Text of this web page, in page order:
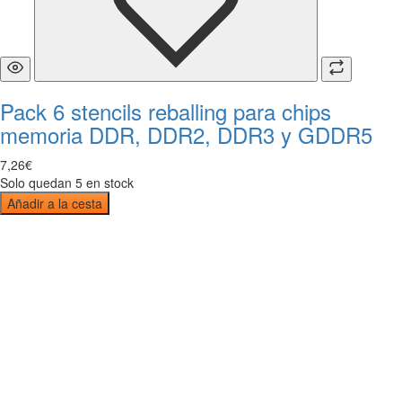
Pack 6 stencils reballing para chips
memoria DDR, DDR2, DDR3 y GDDR5
7,26€
Solo quedan 5 en stock
Añadir a la cesta